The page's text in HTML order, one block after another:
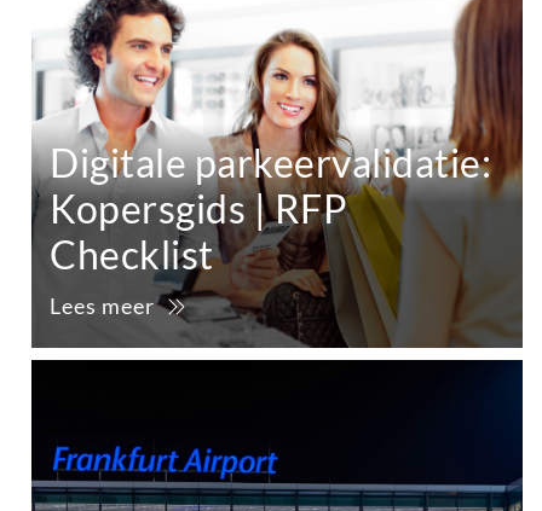
Digitale parkeervalidatie:
Kopersgids | RFP
Checklist
Lees meer